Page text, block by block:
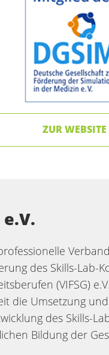
ZUR WEBSITE
e.V.
des Skills-Lab-
(VIFSG)
die Umsetzung und
des Skills-
Bildung der